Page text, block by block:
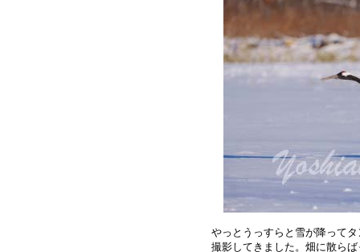
やっとうっすらと雪が降って
撮影してきました。畑に散ら